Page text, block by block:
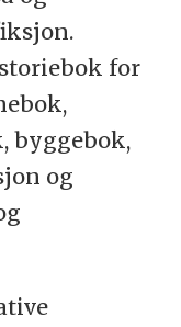
for
byggebok,
og